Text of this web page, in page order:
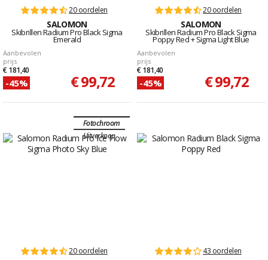
20 oordelen
SALOMON
Skibrillen Radium Pro Black Sigma
Emerald
Aanbevolen
prijs
€ 181,40
-45% € 99,72
20 oordelen
SALOMON
Skibrillen Radium Pro Black Sigma
Poppy Red + Sigma Light Blue
Aanbevolen
prijs
€ 181,40
-45% € 99,72
Fotochroom
Uitverkoop
20 oordelen 43 oordelen